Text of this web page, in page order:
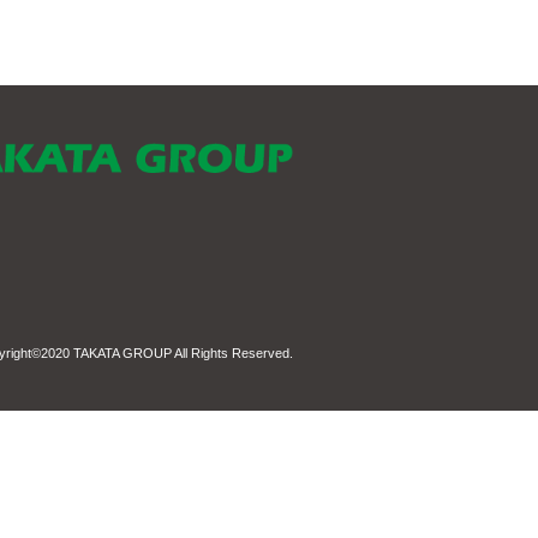
TAKATA GROUPAll Rights Reserved.